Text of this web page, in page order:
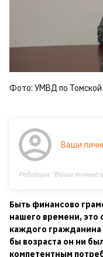
Фото: УМВД по Томской
Ваши
Редакция "Ваши личные
Быть финансово
нашего времени, это
каждого гражданина
бы возраста он ни
компетентным